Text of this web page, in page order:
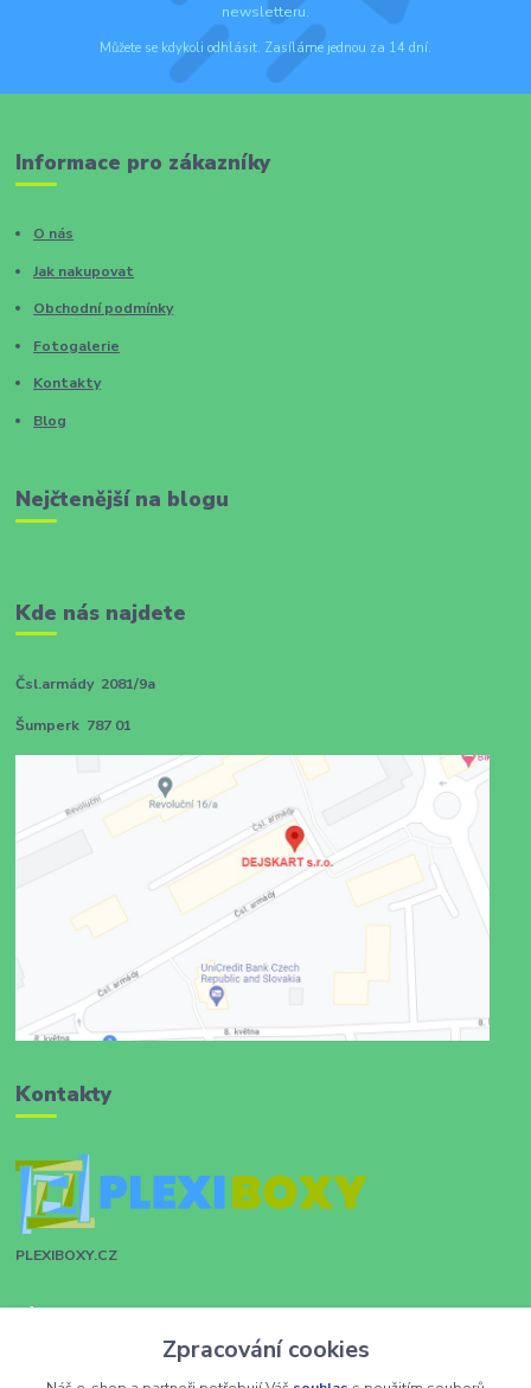
newsletteru.
Můžete se kdykoli odhlásit. Zasíláme jednou za 14 dní.
Informace pro zákazníky
O nás
Jak nakupovat
Obchodní podmínky
Fotogalerie
Kontakty
Blog
Nejčtenější na blogu
Kde nás najdete
Čsl.armády 2081/9a
Šumperk 787 01
Kontakty
PLEXIBOXY.CZ
+420 731 028 753Zpracování cookies